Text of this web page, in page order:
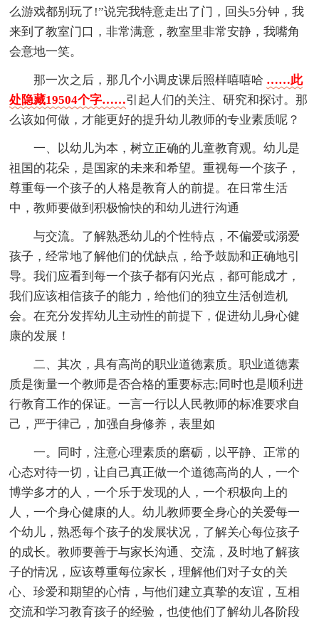
么游戏都别玩了!”说完我特意走出了门，回头5分钟，我
来到了教室门口，非常满意，教室里非常安静，我嘴角
会意地一笑。
那一次之后，那几个小调皮课后照样嘻嘻哈 ……此
处隐藏19504个字……引起人们的关注、研究和探讨。那
么该如何做，才能更好的提升幼儿教师的专业素质呢？
一、以幼儿为本，树立正确的儿童教育观。幼儿是
祖国的花朵，是国家的未来和希望。重视每一个孩子，
尊重每一个孩子的人格是教育人的前提。在日常生活
中，教师要做到积极愉快的和幼儿进行沟通
与交流。了解熟悉幼儿的个性特点，不偏爱或溺爱
孩子，经常地了解他们的优缺点，给予鼓励和正确地引
导。我们应看到每一个孩子都有闪光点，都可能成才，
我们应该相信孩子的能力，给他们的独立生活创造机
会。在充分发挥幼儿主动性的前提下，促进幼儿身心健
康的发展！
二、其次，具有高尚的职业道德素质。职业道德素
质是衡量一个教师是否合格的重要标志;同时也是顺利进
行教育工作的保证。一言一行以人民教师的标准要求自
己，严于律己，加强自身修养，表里如
一。同时，注意心理素质的磨砺，以平静、正常的
心态对待一切，让自己真正做一个道德高尚的人，一个
博学多才的人，一个乐于发现的人，一个积极向上的
人，一个身心健康的人。幼儿教师要全身心的关爱每一
个幼儿，熟悉每个孩子的发展状况，了解关心每位孩子
的成长。教师要善于与家长沟通、交流，及时地了解孩
子的情况，应该尊重每位家长，理解他们对子女的关
心、珍爱和期望的心情，与他们建立真挚的友谊，互相
交流和学习教育孩子的经验，也使他们了解幼儿各阶段